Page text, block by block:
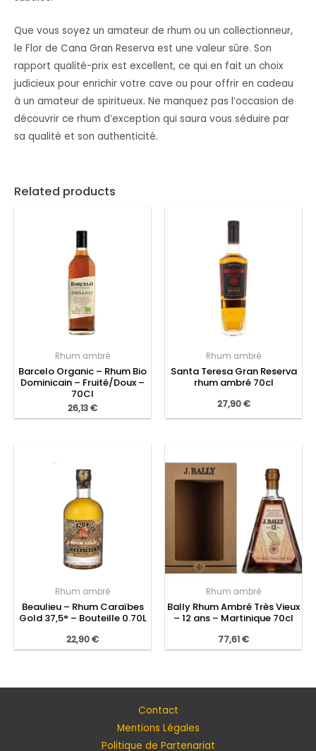
Que vous soyez un amateur de rhum ou un collectionneur,
le Flor de Cana Gran Reserva est une valeur sûre. Son
rapport qualité-prix est excellent, ce qui en fait un choix
judicieux pour enrichir votre cave ou pour offrir en cadeau
à un amateur de spiritueux. Ne manquez pas l’occasion de
découvrir ce rhum d’exception qui saura vous séduire par
sa qualité et son authenticité.
Related products
Rhum ambré
Barcelo Organic – Rhum Bio
Dominicain – Fruité/Doux –
70Cl
26,13€
Rhum ambré
Santa Teresa Gran Reserva
rhum ambré 70cl
27,90€
Rhum ambré
Beaulieu – Rhum Caraïbes
Gold 37,5° – Bouteille 0.70L
22,90€
Rhum ambré
Bally Rhum Ambré Très Vieux
– 12 ans – Martinique 70cl
77,61€
Contact
Mentions Légales
Politique de Partenariat